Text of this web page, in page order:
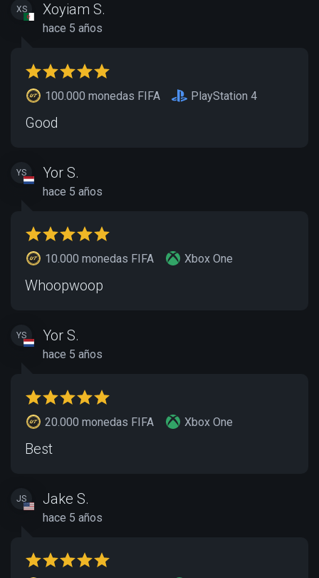
XS Xoyiam S.
hace 5 años
100.000 monedas FIFA PlayStation 4
Good
YS Yor S.
hace 5 años
10.000 monedas FIFA Xbox One
Whoopwoop
YS Yor S.
hace 5 años
20.000 monedas FIFA Xbox One
Best
JS Jake S.
hace 5 años